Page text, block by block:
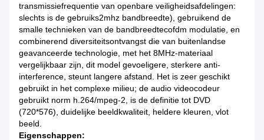
transmissiefrequentie van openbare veiligheidsafdelingen:
slechts is de gebruiks2mhz bandbreedte), gebruikend de
smalle technieken van de bandbreedtecofdm modulatie, en
combinerend diversiteitsontvangst die van buitenlandse
geavanceerde technologie, met het 8MHz-materiaal
vergelijkbaar zijn, dit model gevoeligere, sterkere anti-
interference, steunt langere afstand. Het is zeer geschikt
gebruikt in het complexe milieu; de audio videocodeur
gebruikt norm h.264/mpeg-2, is de definitie tot DVD
(720*576), duidelijke beeldkwaliteit, heldere kleuren, vlot
beeld.
Eigenschappen: